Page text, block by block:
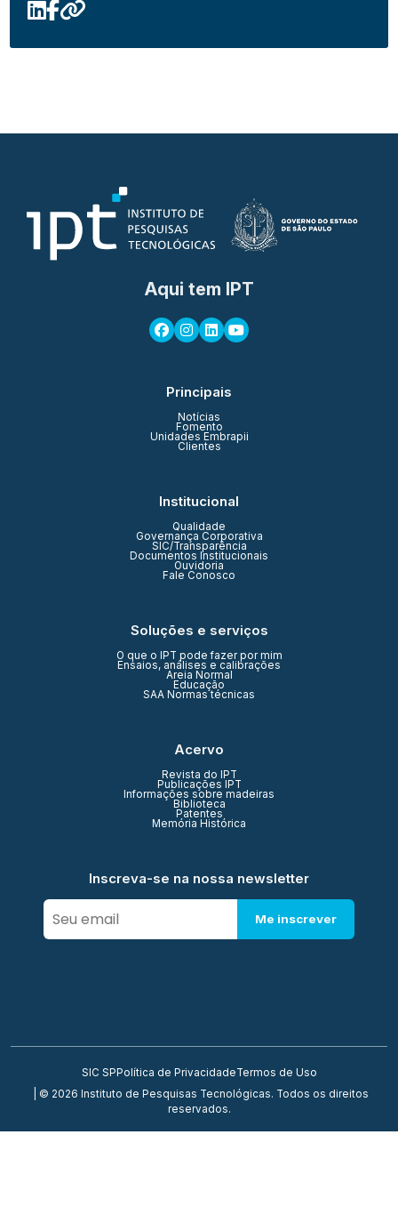
Aqui tem IPT
Principais
Notícias
Fomento
Unidades Embrapii
Clientes
Institucional
Qualidade
Governança Corporativa
SIC/Transparência
Documentos Institucionais
Ouvidoria
Fale Conosco
Soluções e serviços
O que o IPT pode fazer por mim
Ensaios, análises e calibrações
Areia Normal
Educação
SAA Normas técnicas
Acervo
Revista do IPT
Publicações IPT
Informações sobre madeiras
Biblioteca
Patentes
Memória Histórica
Inscreva-se na nossa newsletter
Me inscrever
SIC SP Política de PrivacidadeTermos de Uso
| © 2026 Instituto de Pesquisas Tecnológicas. Todos os direitos
reservados.